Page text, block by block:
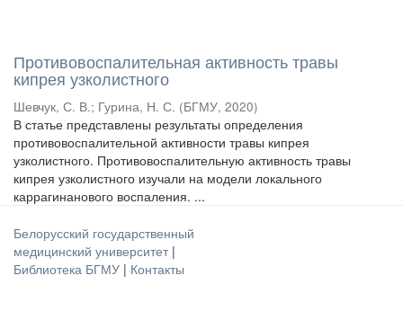
Противовоспалительная активность травы
кипрея узколистного
Шевчук, С. В.; Гурина, Н. С. (БГМУ, 2020)
В статье представлены результаты определения
противовоспалительной активности травы кипрея
узколистного. Противовоспалительную активность травы
кипрея узколистного изучали на модели локального
каррагинанового воспаления. ...
Белорусский государственный
медицинский университет |
Библиотека БГМУ | Контакты